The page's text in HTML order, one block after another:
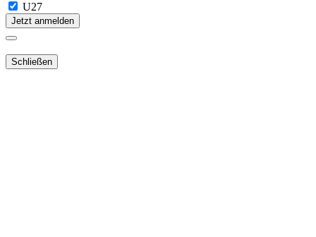
U27
Jetzt anmelden
Schließen